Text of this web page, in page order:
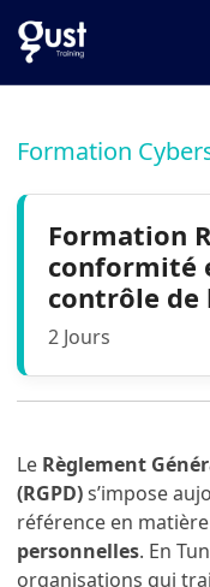
Formation
Formation
conformité
contrôle de
2 Jours
Le Règlement
(RGPD)s’impose
référence en
personnelles. En
organisations qui